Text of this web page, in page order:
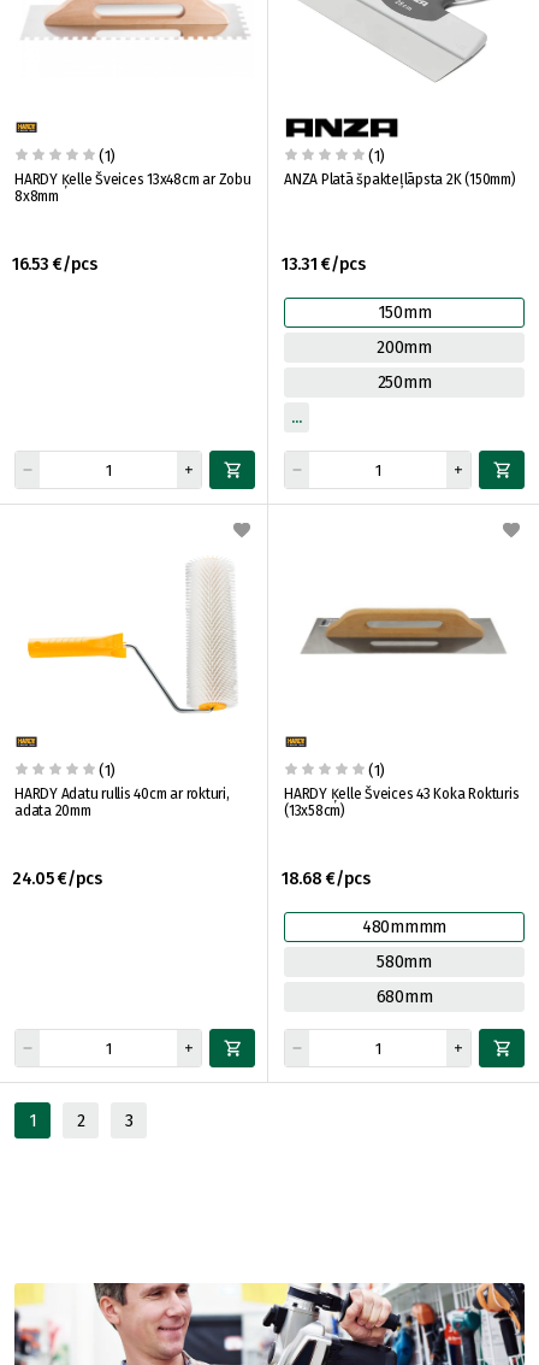
(1)
HARDY Ķelle Šveices 13x48cm ar Zobu
8x8mm
16.53 €/pcs
(1)
ANZA Platā špakteļlāpsta 2K (150mm)
13.31 €/pcs
150mm
200mm
250mm
(1)
HARDY Adatu rullis 40cm ar rokturi,
adata 20mm
24.05 €/pcs
(1)
HARDY Ķelle Šveices 43 Koka Rokturis
(13x58cm)
18.68 €/pcs
480mmmm
580mm
680mm
1 2 3